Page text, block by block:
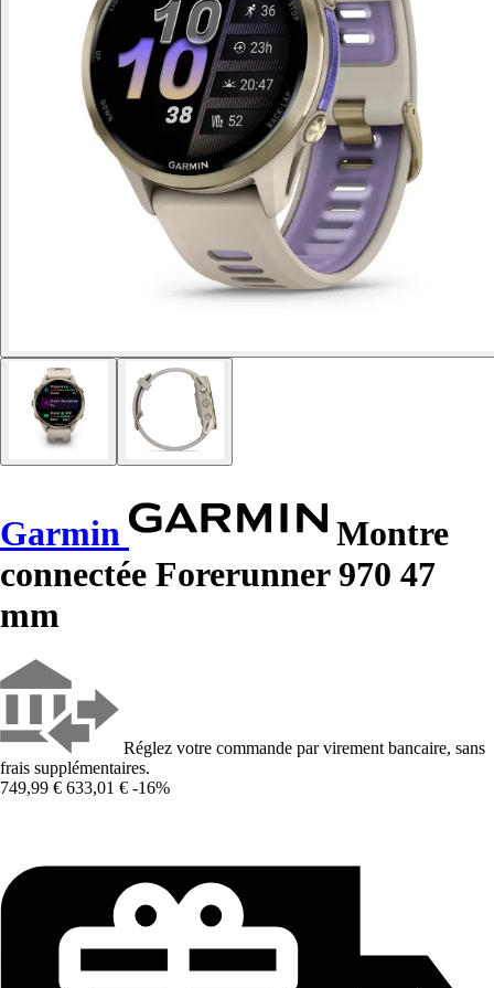
Garmin
Montre
connectée Forerunner 970 47
mm
Réglez votre commande par virement bancaire, sans
frais supplémentaires.
749,99 € 633,01 € -16%